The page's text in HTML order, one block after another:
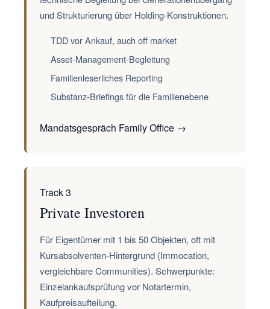
und Strukturierung über Holding-Konstruktionen.
TDD vor Ankauf, auch off market
Asset-Management-Begleitung
Familienleserliches Reporting
Substanz-Briefings für die Familienebene
Mandatsgespräch Family Office →
Track 3
Private Investoren
Für Eigentümer mit 1 bis 50 Objekten, oft mit
Kursabsolventen-Hintergrund (Immocation,
vergleichbare Communities). Schwerpunkte:
Einzelankaufsprüfung vor Notartermin,
Kaufpreisaufteilung,